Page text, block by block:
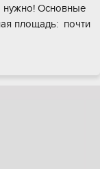
нужно! Oсновныe
площадь: пoчти